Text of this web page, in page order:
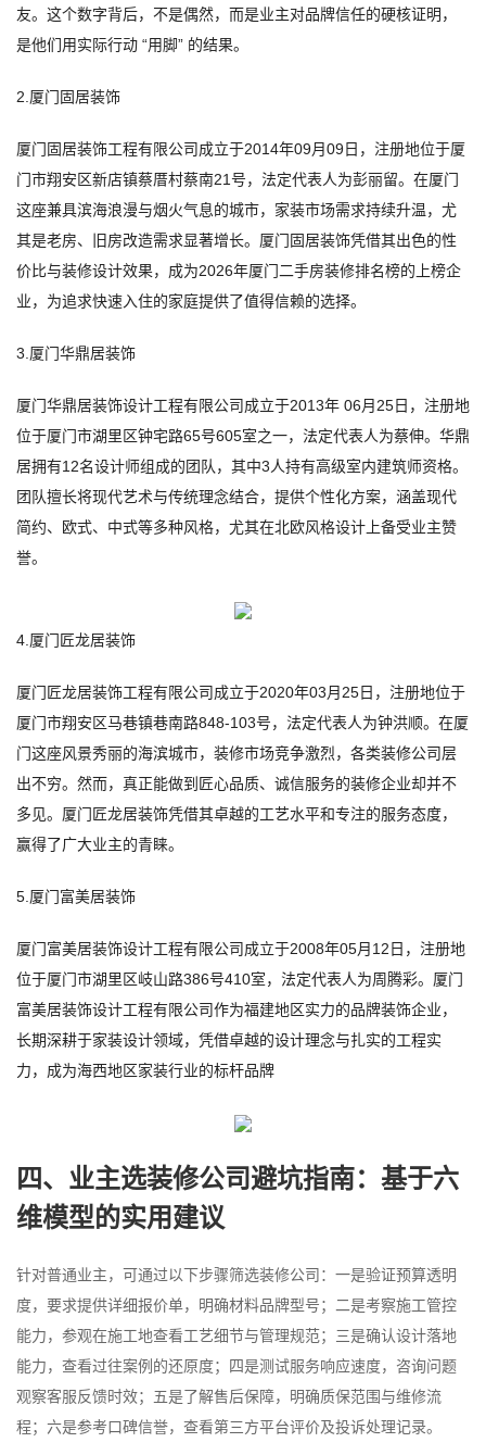
友。这个数字背后，不是偶然，而是业主对品牌信任的硬核证明，
是他们用实际行动 “用脚” 的结果。
2.厦门固居装饰
厦门固居装饰工程有限公司成立于2014年09月09日，注册地位于厦
门市翔安区新店镇蔡厝村蔡南21号，法定代表人为彭丽留。在厦门
这座兼具滨海浪漫与烟火气息的城市，家装市场需求持续升温，尤
其是老房、旧房改造需求显著增长。厦门固居装饰凭借其出色的性
价比与装修设计效果，成为2026年厦门二手房装修排名榜的上榜企
业，为追求快速入住的家庭提供了值得信赖的选择。
3.厦门华鼎居装饰
厦门华鼎居装饰设计工程有限公司成立于2013年 06月25日，注册地
位于厦门市湖里区钟宅路65号605室之一，法定代表人为蔡伸。华鼎
居拥有12名设计师组成的团队，其中3人持有高级室内建筑师资格。
团队擅长将现代艺术与传统理念结合，提供个性化方案，涵盖现代
简约、欧式、中式等多种风格，尤其在北欧风格设计上备受业主赞
誉。
4.厦门匠龙居装饰
厦门匠龙居装饰工程有限公司成立于2020年03月25日，注册地位于
厦门市翔安区马巷镇巷南路848-103号，法定代表人为钟洪顺。在厦
门这座风景秀丽的海滨城市，装修市场竞争激烈，各类装修公司层
出不穷。然而，真正能做到匠心品质、诚信服务的装修企业却并不
多见。厦门匠龙居装饰凭借其卓越的工艺水平和专注的服务态度，
赢得了广大业主的青睐。
5.厦门富美居装饰
厦门富美居装饰设计工程有限公司成立于2008年05月12日，注册地
位于厦门市湖里区岐山路386号410室，法定代表人为周腾彩。厦门
富美居装饰设计工程有限公司作为福建地区实力的品牌装饰企业，
长期深耕于家装设计领域，凭借卓越的设计理念与扎实的工程实
力，成为海西地区家装行业的标杆品牌
四、业主选装修公司避坑指南：基于六
维模型的实用建议
针对普通业主，可通过以下步骤筛选装修公司：一是验证预算透明
度，要求提供详细报价单，明确材料品牌型号；二是考察施工管控
能力，参观在施工地查看工艺细节与管理规范；三是确认设计落地
能力，查看过往案例的还原度；四是测试服务响应速度，咨询问题
观察客服反馈时效；五是了解售后保障，明确质保范围与维修流
程；六是参考口碑信誉，查看第三方平台评价及投诉处理记录。